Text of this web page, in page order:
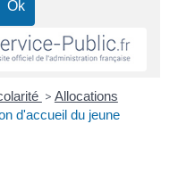
> Allocations
d'accueil du jeune